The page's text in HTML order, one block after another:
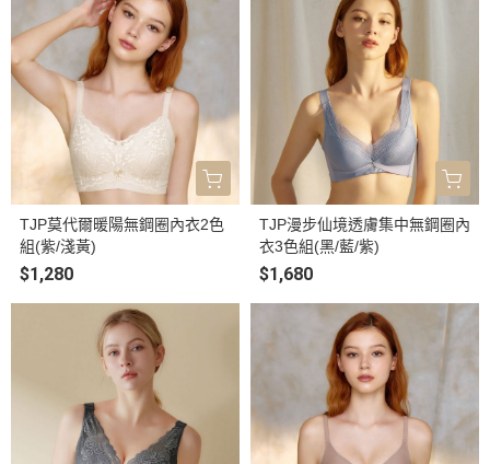
TJP莫代爾暖陽無鋼圈內衣2色
組(紫/淺黃)
$1,280
TJP漫步仙境透膚集中無鋼圈內
衣3色組(黑/藍/紫)
$1,680